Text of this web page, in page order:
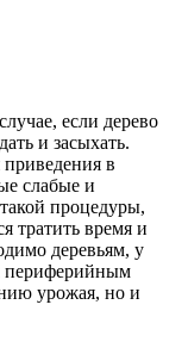
если дерево
и засыхать.
в
слабые и
процедуры,
тратить время и
деревьям, у
периферийным
урожая, но и